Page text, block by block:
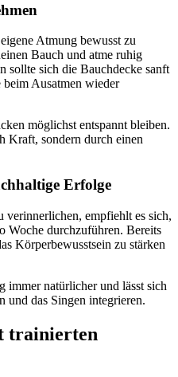
Atmung bewusst zu
Bauch und atme ruhig
sollte sich die Bauchdecke sanft
beim Ausatmen wieder
möglichst entspannt bleiben.
Kraft, sondern durch einen
Erfolge
verinnerlichen, empfiehlt es sich,
Woche durchzuführen. Bereits
Körperbewusstsein zu stärken
natürlicher und lässt sich
und das Singen integrieren.
trainierten